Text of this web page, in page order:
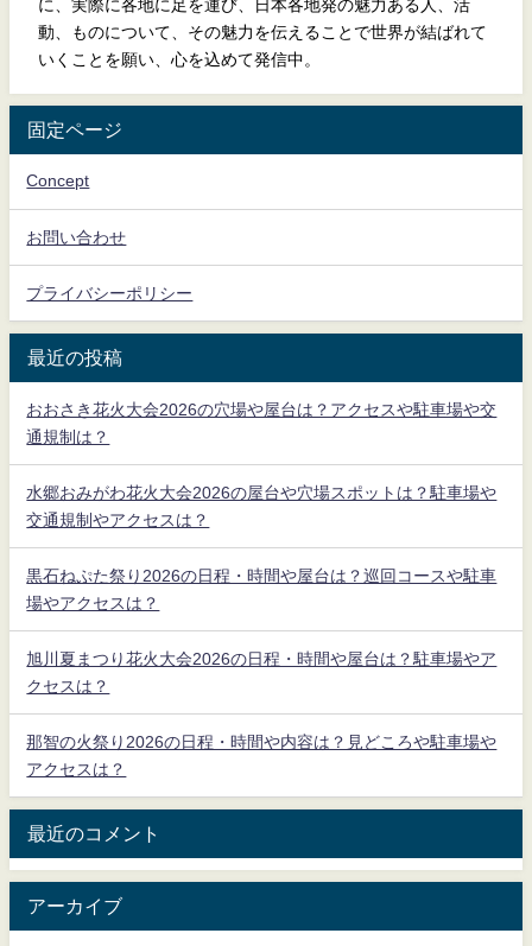
に、実際に各地に足を運び、日本各地発の魅力ある人、活
動、ものについて、その魅力を伝えることで世界が結ばれて
いくことを願い、心を込めて発信中。
固定ページ
Concept
お問い合わせ
プライバシーポリシー
最近の投稿
おおさき花火大会2026の穴場や屋台は？アクセスや駐車場や交
通規制は？
水郷おみがわ花火大会2026の屋台や穴場スポットは？駐車場や
交通規制やアクセスは？
黒石ねぷた祭り2026の日程・時間や屋台は？巡回コースや駐車
場やアクセスは？
旭川夏まつり花火大会2026の日程・時間や屋台は？駐車場やア
クセスは？
那智の火祭り2026の日程・時間や内容は？見どころや駐車場や
アクセスは？
最近のコメント
アーカイブ